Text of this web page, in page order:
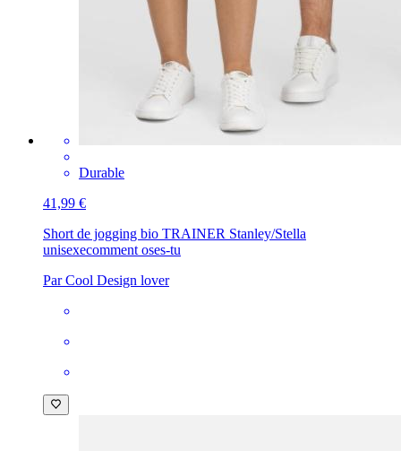
Durable
41,99 €
Short de jogging bio TRAINER Stanley/Stella
unisexecomment oses-tu
Par Cool Design lover